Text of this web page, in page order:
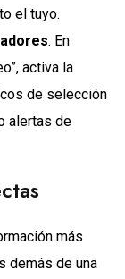
el tuyo.
. En
activa la
de selección
alertas de
más
demás de una